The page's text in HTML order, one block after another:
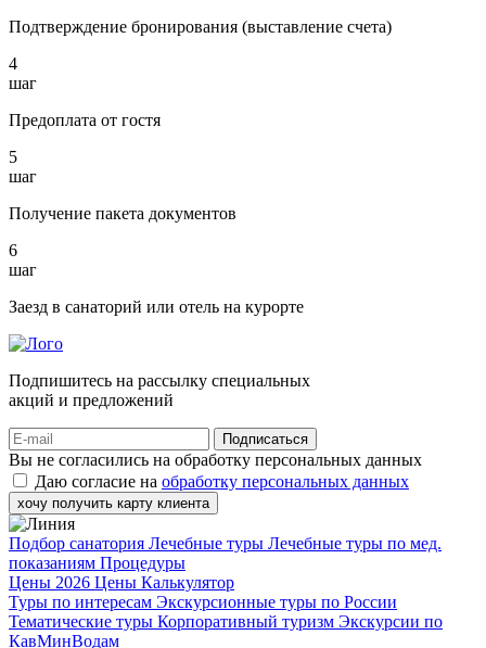
Подтверждение бронирования (выставление счета)
4
шаг
Предоплата от гостя
5
шаг
Получение пакета документов
6
шаг
Заезд в санаторий или отель на курорте
Подпишитесь на рассылку специальных
акций и предложений
Подписаться
Вы не согласились на обработку персональных данных
Даю согласие на обработку персональных данных
хочу получить карту клиента
Подбор санатория Лечебные туры Лечебные туры по мед.
показаниям Процедуры
Цены 2026 Цены Калькулятор
Туры по интересам Экскурсионные туры по России
Тематические туры Корпоративный туризм Экскурсии по
КавМинВодам